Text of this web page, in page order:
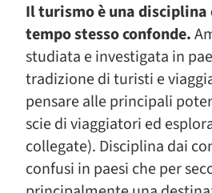
Il turismo è una disciplina
tempo stesso confonde.
studiata e investigata in
tradizione di turisti e
pensare alle principali
scie di viaggiatori ed
collegate). Disciplina dai
confusi in paesi che per